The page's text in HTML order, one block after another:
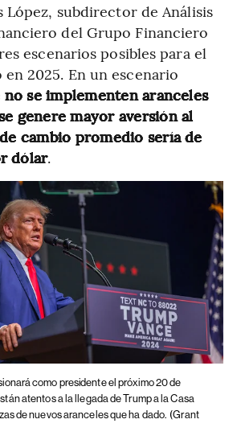
López, subdirector de Análisis
del Grupo Financiero
escenarios posibles para el
2025. En un escenario
se implementen aranceles
genere mayor aversión al
cambio promedio sería de
dólar.
como presidente el próximo 20 de
atentos a la llegada de Trump a la Casa
de nuevos aranceles que ha dado. (Grant